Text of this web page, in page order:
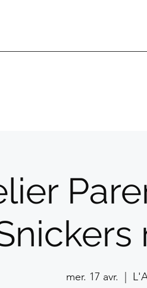
mer. 17 avr.